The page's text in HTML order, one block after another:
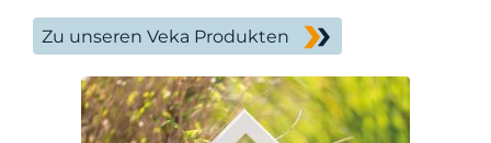
Zu unseren Veka Produkten